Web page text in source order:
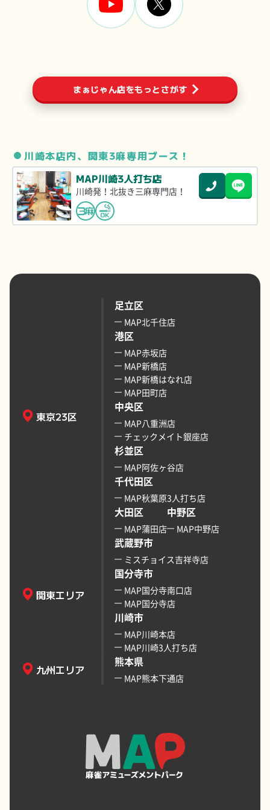
まぁじゃん店をもっとさがす
川崎本店内、関東3麻専用ブース！
MAP川崎3人打ち店
川崎発！北抜き三麻専門店！
東京23区
足立区
MAP北千住店
港区
MAP赤坂店
MAP新橋店
MAP新橋はなれ店
MAP田町店
中央区
MAP八重洲店
チェックメイト銀座店
杉並区
MAP阿佐ヶ谷店
千代田区
MAP秋葉原3人打ち店
大田区
MAP蒲田店
中野区
MAP中野店
関東エリア
武蔵野市
ミスチョイス吉祥寺店
国分寺市
MAP国分寺南口店
MAP国分寺店
川崎市
MAP川崎本店
MAP川崎3人打ち店
九州エリア
熊本県
MAP熊本下通店